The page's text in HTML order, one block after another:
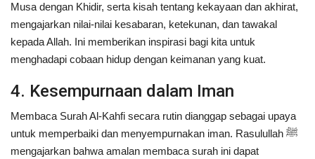
Musa dengan Khidir, serta kisah tentang kekayaan dan akhirat,
mengajarkan nilai-nilai kesabaran, ketekunan, dan tawakal
kepada Allah. Ini memberikan inspirasi bagi kita untuk
menghadapi cobaan hidup dengan keimanan yang kuat.
4. Kesempurnaan dalam Iman
Membaca Surah Al-Kahfi secara rutin dianggap sebagai upaya
untuk memperbaiki dan menyempurnakan iman. Rasulullah ﷺ
mengajarkan bahwa amalan membaca surah ini dapat